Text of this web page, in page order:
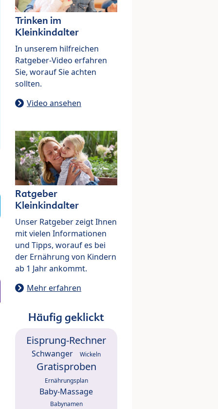
Trinken im
Kleinkindalter
In unserem hilfreichen
Ratgeber-Video erfahren
Sie, worauf Sie achten
sollten.
Video ansehen
Ratgeber
Kleinkindalter
Unser Ratgeber zeigt Ihnen
mit vielen Informationen
und Tipps, worauf es bei
der Ernährung von Kindern
ab 1 Jahr ankommt.
Mehr erfahren
Häufig geklickt
Eisprung-Rechner
Schwanger Wickeln
Gratisproben
Ernährungsplan
Baby-Massage
Babynamen